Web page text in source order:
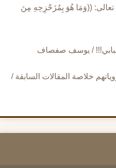
تعالى: ((وَمَا هُوَ بِمُزَحْزِحِهِ مِنَ
/ يوسف صفصاف
خلاصة المقالات السابقة /